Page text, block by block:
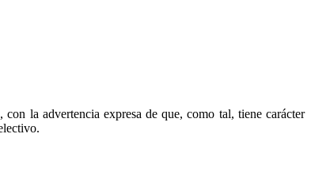
la advertencia expresa de que, como tal, tiene carácter